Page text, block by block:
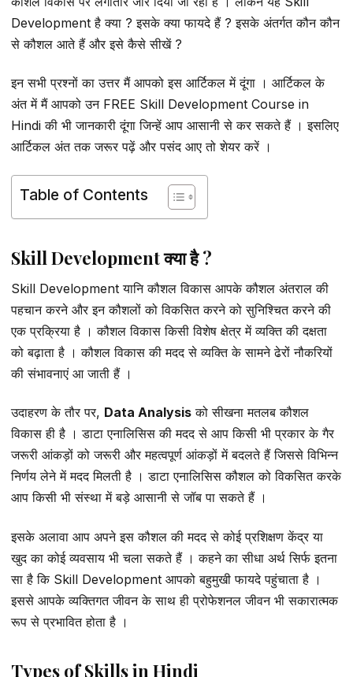
Development है क्या ? इसके क्या फायदे हैं ? इसके अंतर्गत कौन कौन
से कौशल आते हैं और इसे कैसे सीखें ?
इन सभी प्रश्नों का उत्तर मैं आपको इस आर्टिकल में दूंगा । आर्टिकल के
अंत में मैं आपको उन FREE Skill Development Course in
Hindi की भी जानकारी दूंगा जिन्हें आप आसानी से कर सकते हैं । इसलिए
आर्टिकल अंत तक जरूर पढ़ें और पसंद आए तो शेयर करें ।
Table of Contents
Skill Development क्या है ?
Skill Development यानि कौशल विकास आपके कौशल अंतराल की
पहचान करने और इन कौशलों को विकसित करने को सुनिश्चित करने की
एक प्रक्रिया है । कौशल विकास किसी विशेष क्षेत्र में व्यक्ति की दक्षता
को बढ़ाता है । कौशल विकास की मदद से व्यक्ति के सामने ढेरों नौकरियों
की संभावनाएं आ जाती हैं ।
उदाहरण के तौर पर, Data Analysis को सीखना मतलब कौशल
विकास ही है । डाटा एनालिसिस की मदद से आप किसी भी प्रकार के गैर
जरूरी आंकड़ों को जरूरी और महत्वपूर्ण आंकड़ों में बदलते हैं जिससे विभिन्न
निर्णय लेने में मदद मिलती है । डाटा एनालिसिस कौशल को विकसित करके
आप किसी भी संस्था में बड़े आसानी से जॉब पा सकते हैं ।
इसके अलावा आप अपने इस कौशल की मदद से कोई प्रशिक्षण केंद्र या
खुद का कोई व्यवसाय भी चला सकते हैं । कहने का सीधा अर्थ सिर्फ इतना
सा है कि Skill Development आपको बहुमुखी फायदे पहुंचाता है ।
इससे आपके व्यक्तिगत जीवन के साथ ही प्रोफेशनल जीवन भी सकारात्मक
रूप से प्रभावित होता है ।
Types of Skills in Hindi